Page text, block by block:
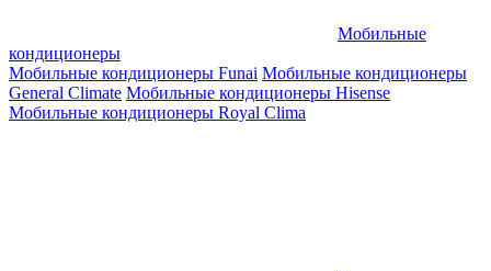
Мобильные
кондиционеры
Мобильные кондиционеры Funai Мобильные кондиционеры
General Climate Мобильные кондиционеры Hisense
Мобильные кондиционеры Royal Clima